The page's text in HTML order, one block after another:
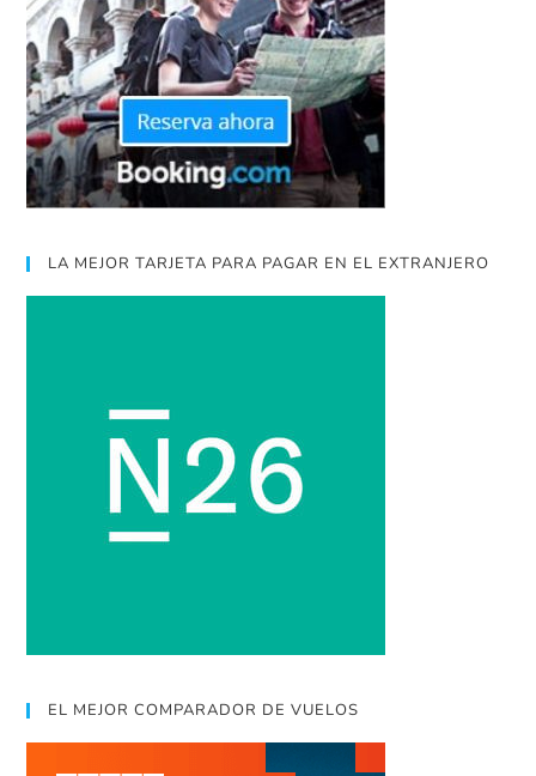
LA MEJOR TARJETA PARA PAGAR EN EL EXTRANJERO
EL MEJOR COMPARADOR DE VUELOS